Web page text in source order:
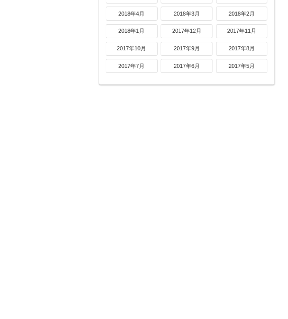
2018年4月 2018年3月 2018年2月
2018年1月 2017年12月 2017年11月
2017年10月 2017年9月 2017年8月
2017年7月 2017年6月 2017年5月